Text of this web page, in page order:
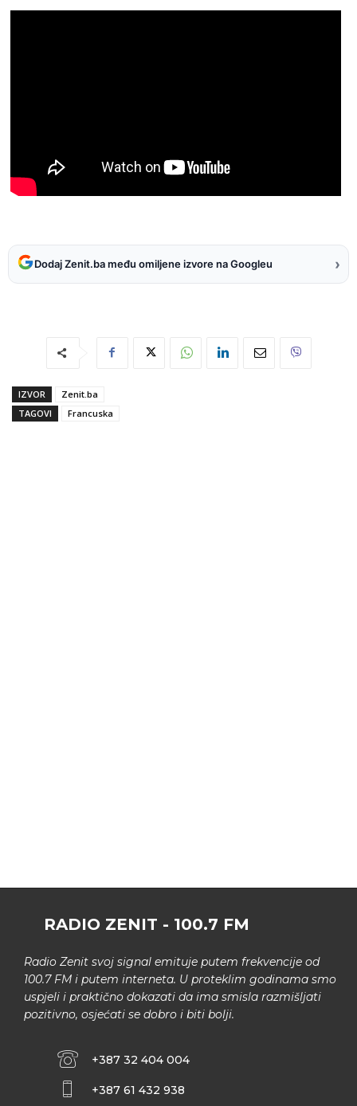
Dodaj Zenit.ba među omiljene izvore na Googleu ›
IZVOR
Zenit.ba
TAGOVI
Francuska
RADIO ZENIT - 100.7 FM
Radio Zenit svoj signal emituje putem frekvencije od
100.7 FM i putem interneta. U proteklim godinama smo
uspjeli i praktično dokazati da ima smisla razmišljati
pozitivno, osjećati se dobro i biti bolji.
+387 32 404 004
+387 61 432 938